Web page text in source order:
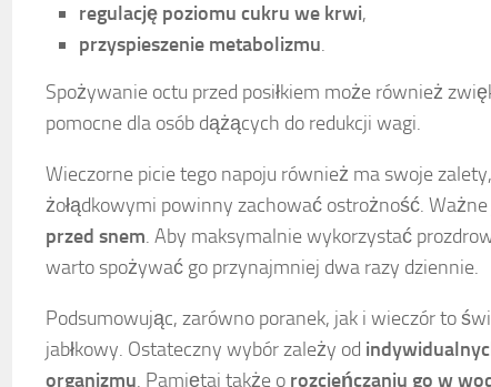
regulację poziomu cukru we krwi,
przyspieszenie metabolizmu.
Spożywanie octu przed posiłkiem może również
pomocne dla osób dążących do redukcji wagi.
Wieczorne picie tego napoju również ma swoje
żołądkowymi powinny zachować ostrożność. Ważne
przed snem. Aby maksymalnie wykorzystać
warto spożywać go przynajmniej dwa razy dziennie.
Podsumowując, zarówno poranek, jak i wieczór to
jabłkowy. Ostateczny wybór zależy od
organizmu. Pamiętaj także o rozcieńczaniu go w